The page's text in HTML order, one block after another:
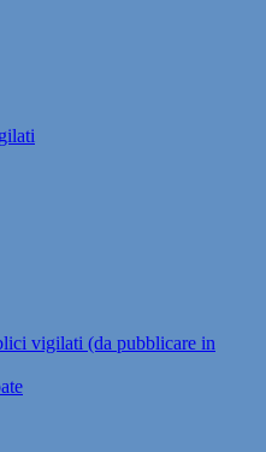
vigilati (da pubblicare in